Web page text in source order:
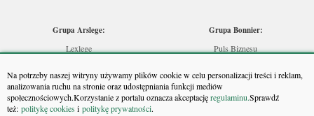
Na potrzeby naszej witryny używamy plików cookie w celu personalizacji treści i reklam,
analizowania ruchu na stronie oraz udostępniania funkcji mediów
społecznościowych.Korzystanie z portalu oznacza akceptacjęregulaminu.Sprawdź
też: politykę cookiesi politykę prywatności.
Grupa Arslege:
Lexlege
Skarbowcy
Urzędnik
Grupa Bonnier:
Puls Biznesu
Puls Medycyny
Monitor Firm